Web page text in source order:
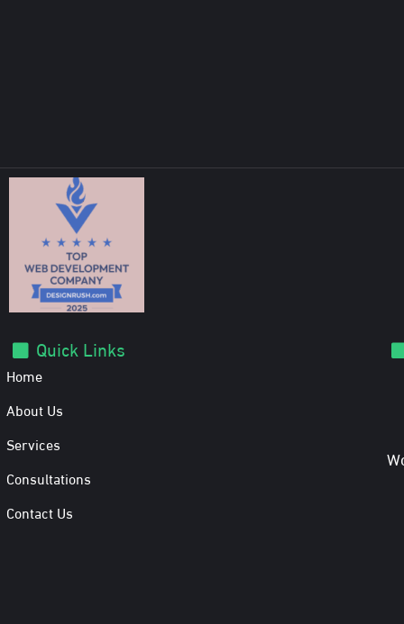
Home
About Us
Services
Consultations
Contact Us
Quick Links